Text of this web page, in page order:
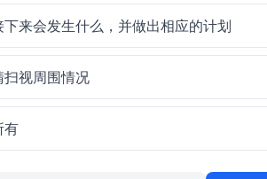
下来会发生什么，并做出相应的计划
扫视周围情况
有